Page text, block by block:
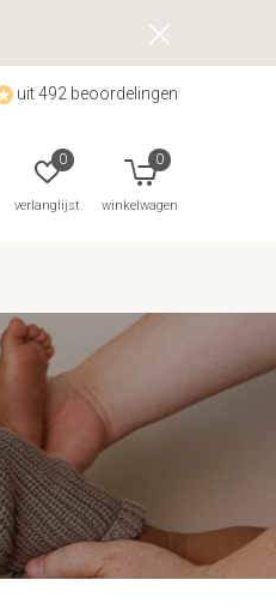
verlanglijst
0
winkelwagen
0
uit 492 beoordelingen